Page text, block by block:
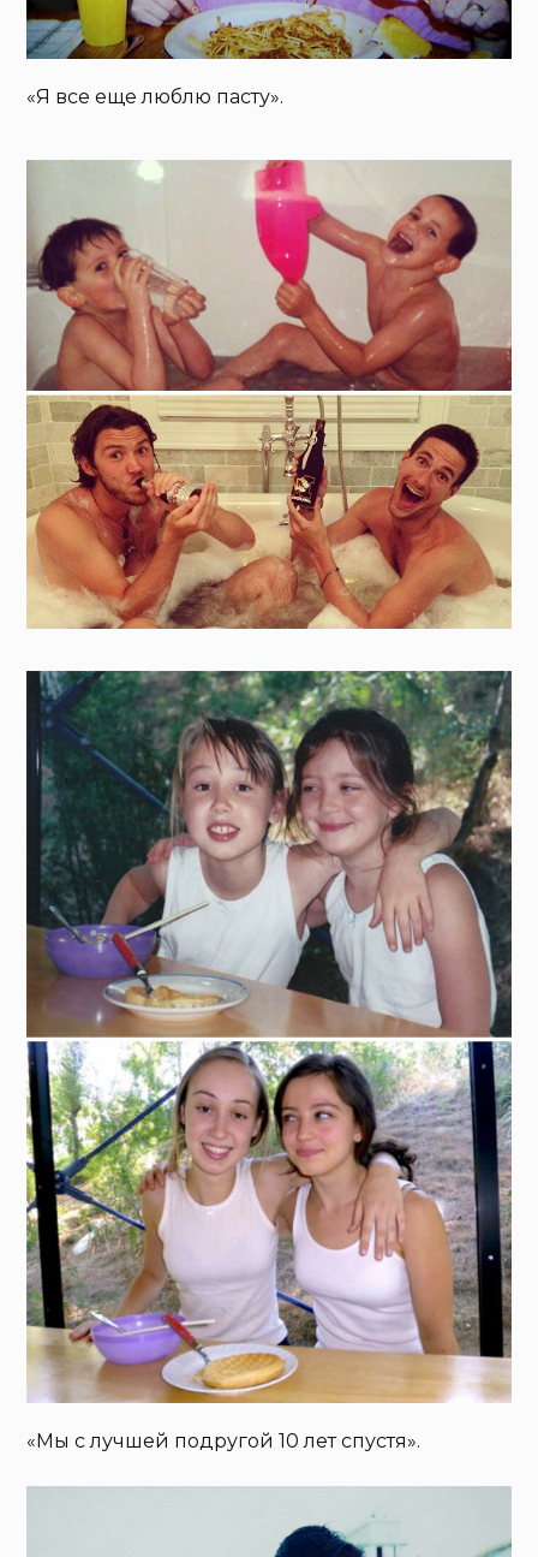
«Я все еще люблю пасту».
«Мы с лучшей подругой 10 лет спустя».